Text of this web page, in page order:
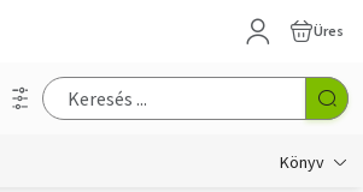
Üres
Könyv